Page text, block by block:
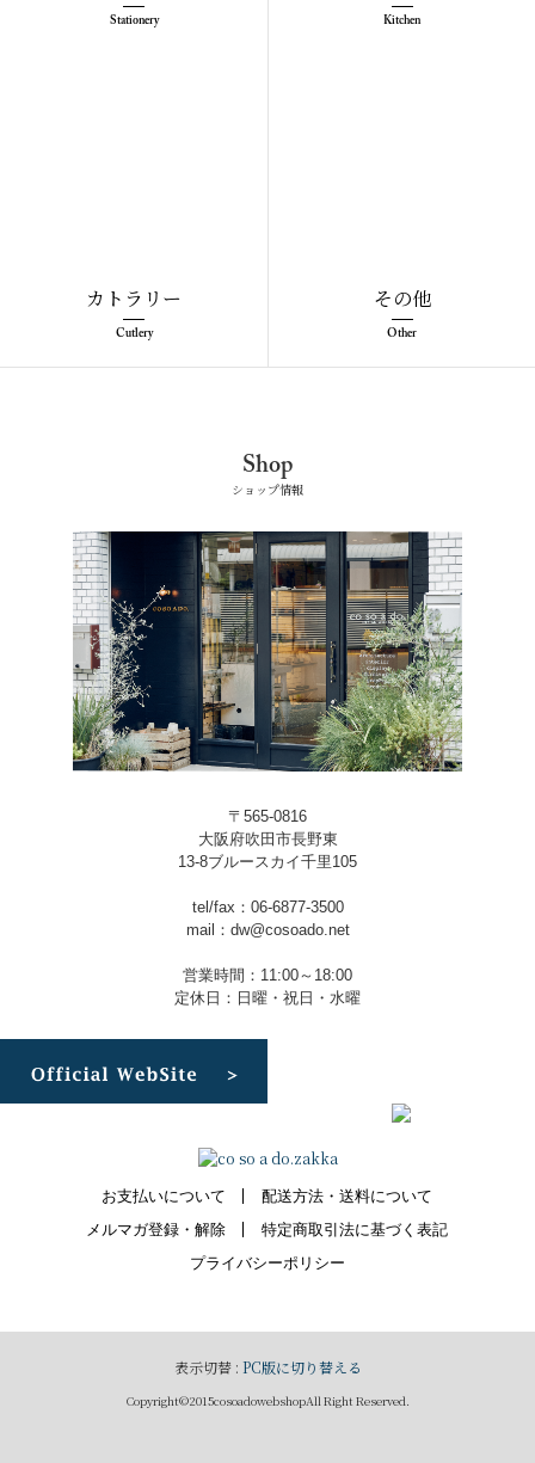
Stationery Kitchen
カトラリー
Cutlery
その他
Other
Shop
ショップ情報
〒565-0816
大阪府吹田市長野東
13-8ブルースカイ千里105
tel/fax：06-6877-3500
mail：dw@cosoado.net
営業時間：11:00～18:00
定休日：日曜・祝日・水曜
お支払いについて
配送方法・送料について
メルマガ登録・解除
特定商取引法に基づく表記
プライバシーポリシー
表示切替 : PC版に切り替える
Copyright©2015cosoadowebshopAll Right Reserved.